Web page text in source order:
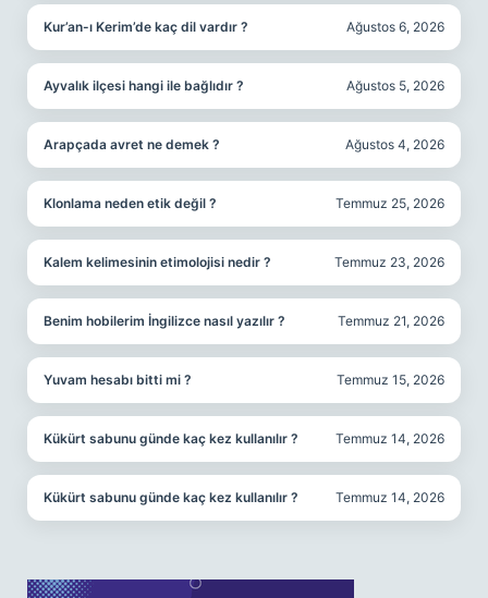
Kur’an-ı Kerim’de kaç dil vardır ? Ağustos 6, 2026
Ayvalık ilçesi hangi ile bağlıdır ? Ağustos 5, 2026
Arapçada avret ne demek ? Ağustos 4, 2026
Klonlama neden etik değil ? Temmuz 25, 2026
Kalem kelimesinin etimolojisi nedir ? Temmuz 23, 2026
Benim hobilerim İngilizce nasıl yazılır ? Temmuz 21, 2026
Yuvam hesabı bitti mi ? Temmuz 15, 2026
Kükürt sabunu günde kaç kez kullanılır ? Temmuz 14, 2026
Kükürt sabunu günde kaç kez kullanılır ? Temmuz 14, 2026